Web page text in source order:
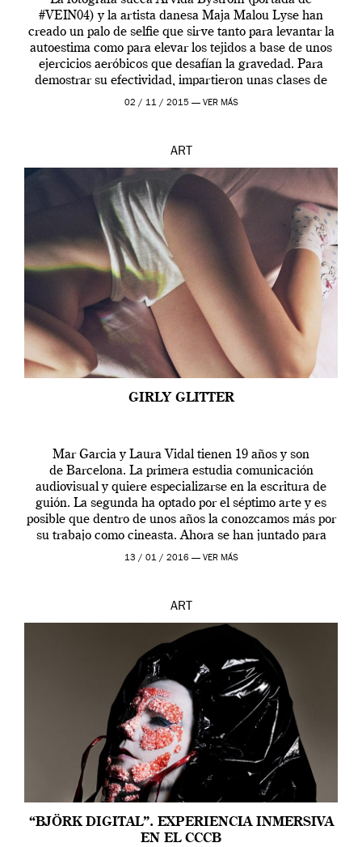
#VEIN04) y la artista danesa Maja Malou Lyse han
creado un palo de selfie que sirve tanto para levantar la
autoestima como para elevar los tejidos a base de unos
ejercicios aeróbicos que desafían la gravedad. Para
demostrar su efectividad, impartieron unas clases de
prueba en el Tate […]
02 / 11 / 2015 — VER MÁS
ART
GIRLY GLITTER
Mar Garcia y Laura Vidal tienen 19 años y son
de Barcelona. La primera estudia comunicación
audiovisual y quiere especializarse en la escritura de
guión. La segunda ha optado por el séptimo arte y es
posible que dentro de unos años la conozcamos más por
su trabajo como cineasta. Ahora se han juntado para
contarnos una […]
13 / 01 / 2016 — VER MÁS
ART
“BJÖRK DIGITAL”. EXPERIENCIA INMERSIVA
EN EL CCCB